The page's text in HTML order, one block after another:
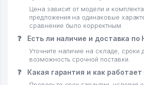
Цена зависит от модели и
предложения на одинаковые
сравнение было корректным.
❓ Есть ли наличие и доставка по
Уточните наличие на складе, сроки
возможность срочной поставки.
❓ Какая гарантия и как работает